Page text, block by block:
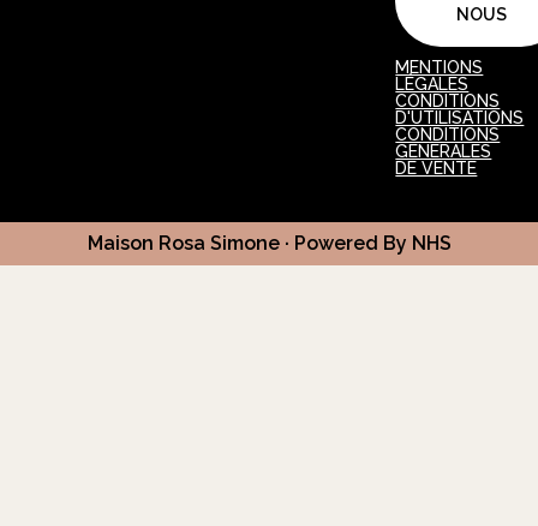
NOUS
MENTIONS
LÉGALES
CONDITIONS
D'UTILISATIONS
CONDITIONS
GENERALES
DE VENTE
Maison Rosa Simone · Powered By NHS